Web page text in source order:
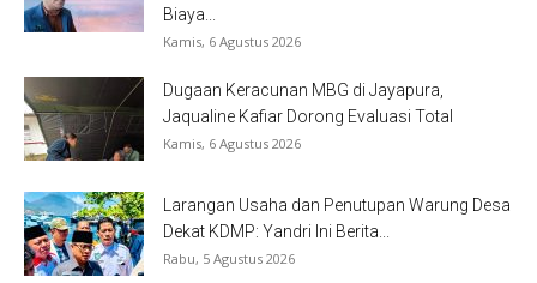
Biaya...
Kamis, 6 Agustus 2026
Dugaan Keracunan MBG di Jayapura,
Jaqualine Kafiar Dorong Evaluasi Total
Kamis, 6 Agustus 2026
Larangan Usaha dan Penutupan Warung Desa
Dekat KDMP: Yandri Ini Berita...
Rabu, 5 Agustus 2026